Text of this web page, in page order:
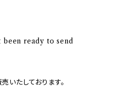
ready to send
たしております。